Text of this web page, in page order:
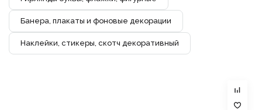
Банера, плакаты и фоновые декорации
Наклейки, стикеры, скотч декоративный